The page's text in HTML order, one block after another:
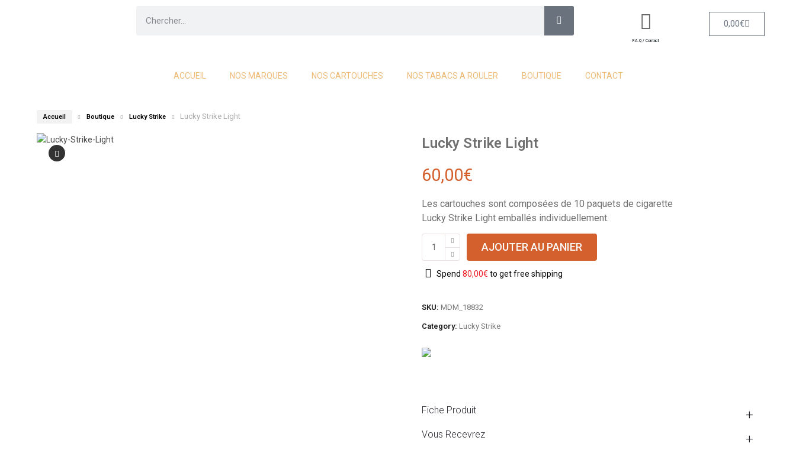
F.A.Q / Contact
0,00€
ACCUEIL NOS MARQUES NOS CARTOUCHES NOS TABACS A ROULER BOUTIQUE CONTACT
Accueil Boutique Lucky Strike Lucky Strike Light
Lucky Strike Light
60,00€
Les cartouches sont composées de 10 paquets de cigarette
Lucky Strike Light emballés individuellement.
AJOUTER AU PANIER
Spend 80,00€ to get free shipping
SKU: MDM_18832
Category: Lucky Strike
Fiche Produit
Vous Recevrez